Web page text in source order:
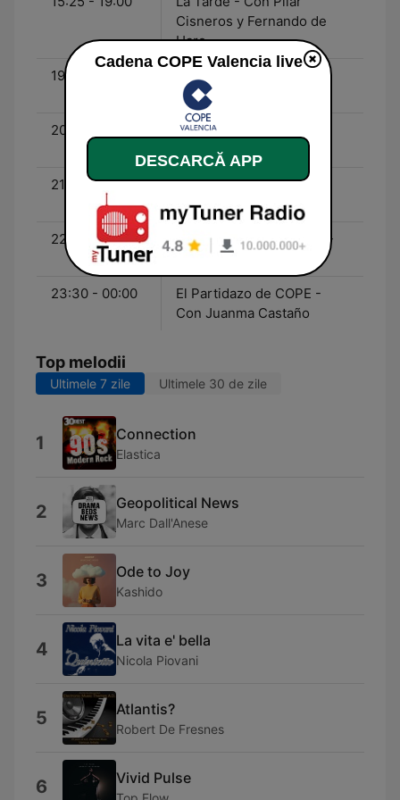
Cisneros y Fernando de
Haro
19:00 - 20:30
La Linterna - Con Ángel
Expósito
20:30 - 21:00
Deportes COPE - Con
Manolo Lama
21:00 - 22:30
La Linterna - Con Ángel
Expósito
22:30 - 23:30
La Linterna de la Iglesia -
Con Faustino Catalina
23:30 - 00:00
El Partidazo de COPE -
Con Juanma Castaño
Top melodii
Ultimele 7 zile Ultimele 30 de zile
1 Connection
Elastica
2 Geopolitical News
Marc Dall'Anese
3 Ode to Joy
Kashido
4 La vita e' bella
Nicola Piovani
5 Atlantis?
Robert De Fresnes
6 Vivid Pulse
Cadena COPE Valencia live
DESCARCĂ APP